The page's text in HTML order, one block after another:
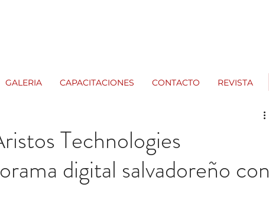
GALERIA CAPACITACIONES CONTACTO REVISTA
Technologies
digital salvadoreño con